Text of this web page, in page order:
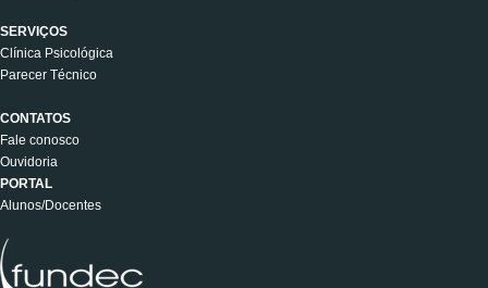
SERVIÇOS
Clínica Psicológica
Parecer Técnico
CONTATOS
Fale conosco
Ouvidoria
PORTAL
Alunos/Docentes